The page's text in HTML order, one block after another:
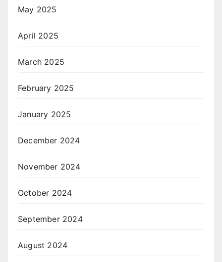
May 2025
April 2025
March 2025
February 2025
January 2025
December 2024
November 2024
October 2024
September 2024
August 2024